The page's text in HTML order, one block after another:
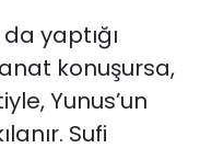
yaptığı
konuşursa,
Yunus’un
Sufi